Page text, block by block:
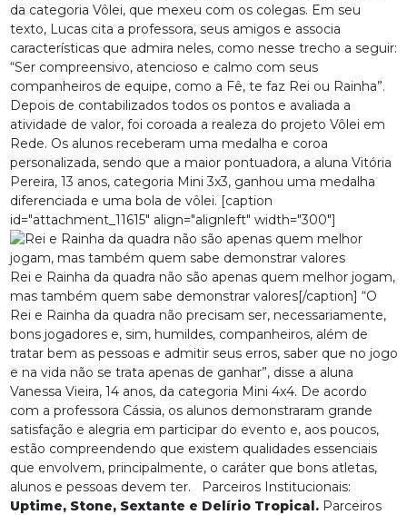
da categoria Vôlei, que mexeu com os colegas. Em seu
texto, Lucas cita a professora, seus amigos e associa
características que admira neles, como nesse trecho a seguir:
“Ser compreensivo, atencioso e calmo com seus
companheiros de equipe, como a Fê, te faz Rei ou Rainha”.
Depois de contabilizados todos os pontos e avaliada a
atividade de valor, foi coroada a realeza do projeto Vôlei em
Rede. Os alunos receberam uma medalha e coroa
personalizada, sendo que a maior pontuadora, a aluna Vitória
Pereira, 13 anos, categoria Mini 3x3, ganhou uma medalha
diferenciada e uma bola de vôlei. [caption
id="attachment_11615" align="alignleft" width="300"]
Rei e Rainha da quadra não são apenas quem melhor jogam,
mas também quem sabe demonstrar valores[/caption] “O
Rei e Rainha da quadra não precisam ser, necessariamente,
bons jogadores e, sim, humildes, companheiros, além de
tratar bem as pessoas e admitir seus erros, saber que no jogo
e na vida não se trata apenas de ganhar”, disse a aluna
Vanessa Vieira, 14 anos, da categoria Mini 4x4. De acordo
com a professora Cássia, os alunos demonstraram grande
satisfação e alegria em participar do evento e, aos poucos,
estão compreendendo que existem qualidades essenciais
que envolvem, principalmente, o caráter que bons atletas,
alunos e pessoas devem ter.
Parceiros Institucionais:
Uptime, Stone, Sextante e Delírio Tropical.Parceiros